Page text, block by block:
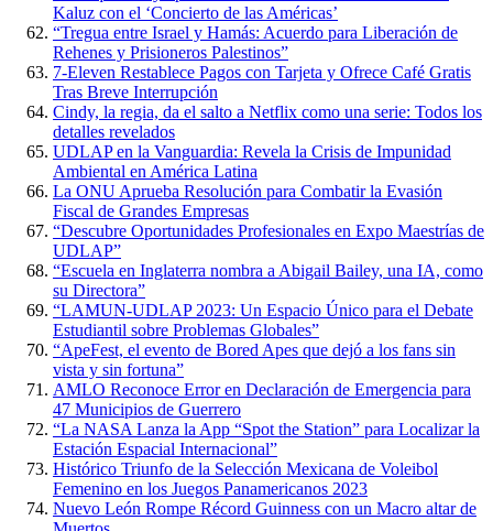
Kaluz con el ‘Concierto de las Américas’
“Tregua entre Israel y Hamás: Acuerdo para Liberación de
Rehenes y Prisioneros Palestinos”
7-Eleven Restablece Pagos con Tarjeta y Ofrece Café Gratis
Tras Breve Interrupción
Cindy, la regia, da el salto a Netflix como una serie: Todos los
detalles revelados
UDLAP en la Vanguardia: Revela la Crisis de Impunidad
Ambiental en América Latina
La ONU Aprueba Resolución para Combatir la Evasión
Fiscal de Grandes Empresas
“Descubre Oportunidades Profesionales en Expo Maestrías de
UDLAP”
“Escuela en Inglaterra nombra a Abigail Bailey, una IA, como
su Directora”
“LAMUN-UDLAP 2023: Un Espacio Único para el Debate
Estudiantil sobre Problemas Globales”
“ApeFest, el evento de Bored Apes que dejó a los fans sin
vista y sin fortuna”
AMLO Reconoce Error en Declaración de Emergencia para
47 Municipios de Guerrero
“La NASA Lanza la App “Spot the Station” para Localizar la
Estación Espacial Internacional”
Histórico Triunfo de la Selección Mexicana de Voleibol
Femenino en los Juegos Panamericanos 2023
Nuevo León Rompe Récord Guinness con un Macro altar de